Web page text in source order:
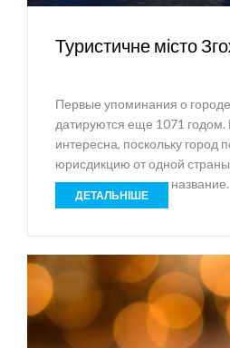
Туристичне місто
Первые упоминания о
датируются еще 1071 годом.
интересна, поскольку город
юрисдикцию от одной страны
этого менялась его название.
ДЕТАЛЬНІШЕ